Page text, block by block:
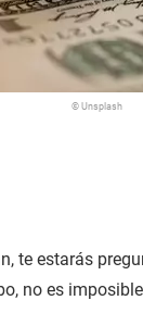
© Unsplash
te estarás
no es